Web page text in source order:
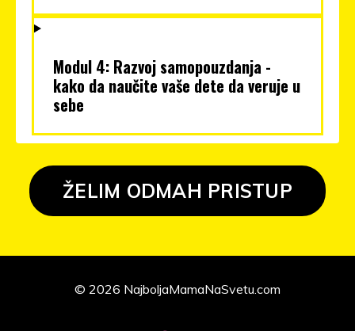
Modul 4: Razvoj samopouzdanja -
kako da naučite vaše dete da veruje u
sebe
ŽELIM ODMAH PRISTUP
© 2026 NajboljaMamaNaSvetu.com